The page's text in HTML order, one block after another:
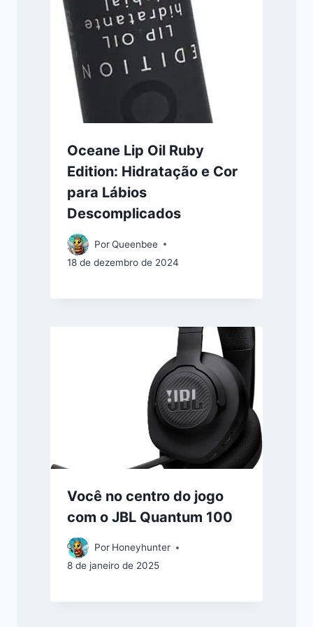
Oceane Lip Oil Ruby
Edition: Hidratação e Cor
para Lábios
Descomplicados
PorQueenbee
18 de dezembro de 2024
Você no centro do jogo
com o JBL Quantum 100
Por Honeyhunter
8 de janeiro de 2025